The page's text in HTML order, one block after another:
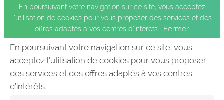
Accueil
Les balades
Les espèces
En poursuivant votre navigation sur ce site, vous acceptez
l’utilisation de cookies pour vous proposer des services et des
offres adaptés à vos centres d’intérêts.
Fermer
En poursuivant votre navigation sur ce site, vous
acceptez l’utilisation de cookies pour vous proposer
des services et des offres adaptés à vos centres
d’intérêts.